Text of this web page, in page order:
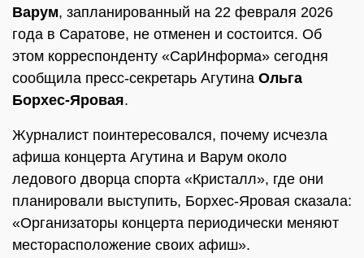
Варум, запланированный на 22 февраля 2026
года в Саратове, не отменен и состоится. Об
этом корреспонденту «СарИнформа» сегодня
сообщила пресс-секретарь Агутина Ольга
Борхес-Яровая.
Журналист поинтересовался, почему исчезла
афиша концерта Агутина и Варум около
ледового дворца спорта «Кристалл», где они
планировали выступить, Борхес-Яровая сказала:
«Организаторы концерта периодически меняют
месторасположение своих афиш».